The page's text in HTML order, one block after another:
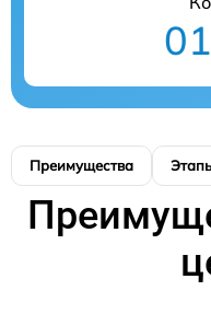
Преимущества